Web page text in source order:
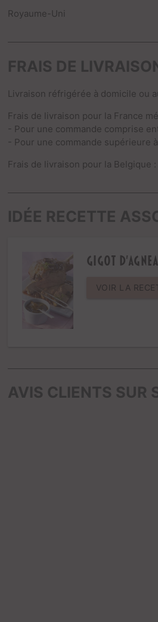
Royaume-Uni
FRAIS DE
Livraison réfrigérée à domicile ou
Frais de livraison pour la France
- Pour une commande comprise
- Pour une commande supérieure à
Frais de livraison pour la Belgique
IDÉE RECETTE
Gigot
VOIR LA
AVIS CLIENTS SUR